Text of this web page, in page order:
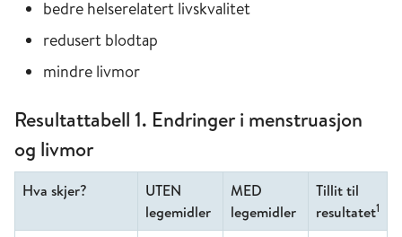
bedre helserelatert livskvalitet
redusert blodtap
mindre livmor
Resultattabell 1. Endringer i menstruasjon
og livmor
Hva skjer?
UTEN
legemidler
MED
legemidler
Tillit til
resultatet1